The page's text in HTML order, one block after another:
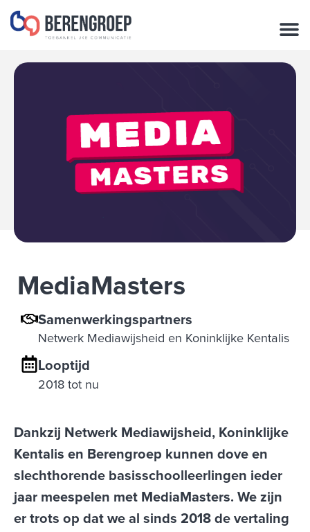
de
inhoud
MediaMasters
Samenwerkingspartners
Netwerk Mediawijsheid en Koninklijke Kentalis
Looptijd
2018 tot nu
Dankzij Netwerk Mediawijsheid, Koninklijke
Kentalis en Berengroep kunnen dove en
slechthorende basisschoolleerlingen ieder
jaar meespelen met MediaMasters. We zijn
er trots op dat we al sinds 2018 de vertaling